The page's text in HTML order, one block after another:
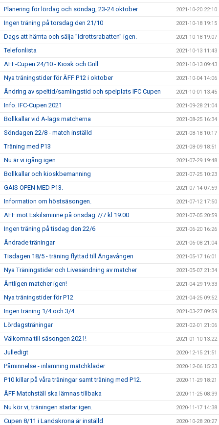
Planering för lördag och söndag, 23-24 oktober 2021-10-20 22:10
Ingen träning på torsdag den 21/10 2021-10-18 19:15
Dags att hämta och sälja ”Idrottsrabatten” igen. 2021-10-18 19:07
Telefonlista 2021-10-13 11:43
ÄFF-Cupen 24/10 - Kiosk och Grill 2021-10-13 09:43
Nya träningstider för ÄFF P12 i oktober 2021-10-04 14:06
Ändring av speltid/samlingstid och spelplats IFC Cupen 2021-10-01 13:45
Info. IFC-Cupen 2021 2021-09-28 21:04
Bollkallar vid A-lags matcherna 2021-08-25 16:34
Söndagen 22/8 - match inställd 2021-08-18 10:17
Träning med P13 2021-08-09 18:51
Nu är vi igång igen.... 2021-07-29 19:48
Bollkallar och kioskbemanning 2021-07-25 10:23
GAIS OPEN MED P13. 2021-07-14 07:59
Information om höstsäsongen. 2021-07-12 17:50
ÄFF mot Eskilsminne på onsdag 7/7 kl 19:00 2021-07-05 20:59
Ingen träning på tisdag den 22/6 2021-06-20 16:26
Ändrade träningar 2021-06-08 21:04
Tisdagen 18/5 - träning flyttad till Ängavången 2021-05-17 16:01
Nya Träningstider och Livesändning av matcher 2021-05-07 21:34
Äntligen matcher igen! 2021-04-29 19:33
Nya träningstider för P12 2021-04-25 09:52
Ingen träning 1/4 och 3/4 2021-03-27 09:59
Lördagsträningar 2021-02-01 21:06
Välkomna till säsongen 2021! 2021-01-10 13:22
Julledigt 2020-12-15 21:51
Påminnelse - inlämning matchkläder 2020-12-06 15:23
P10 killar på våra träningar samt träning med P12. 2020-11-29 18:21
ÄFF Matchställ ska lämnas tillbaka 2020-11-25 08:39
Nu kör vi, träningen startar igen. 2020-11-17 14:38
Cupen 8/11 i Landskrona är inställd 2020-10-28 20:27